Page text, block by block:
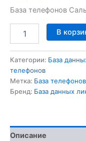
База телефонов
В
Категории: База
телефонов
Метка: База
Бренд: База данных
Описание